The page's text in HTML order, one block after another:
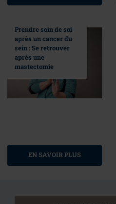
Prendre soin de soi
après un cancer du
sein : Se retrouver
après une
mastectomie
EN SAVOIR PLUS